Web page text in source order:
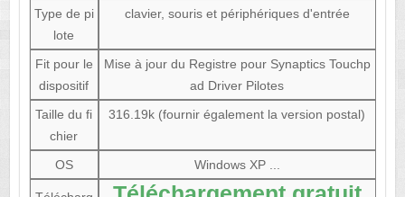
Type de pi
lote
clavier, souris et périphériques d'entrée
Fit pour le
dispositif
Mise à jour du Registre pour Synaptics Touchp
ad Driver Pilotes
Taille du fi
chier
316.19k (fournir également la version postal)
OS Windows XP ...